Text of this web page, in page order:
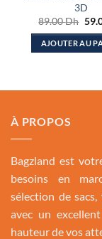
3D
89.00Dh Le
AJOUTER AU
À PROPOS
Bagzland est
besoins en
sélection de sacs,
avec un
hauteur de vos